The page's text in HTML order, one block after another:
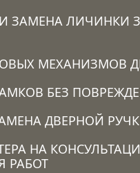
ЗАМЕНА ЛИЧИНКИ
МЕХАНИЗМОВ
БЕЗ
ДВЕРНОЙ
НА
РАБОТ